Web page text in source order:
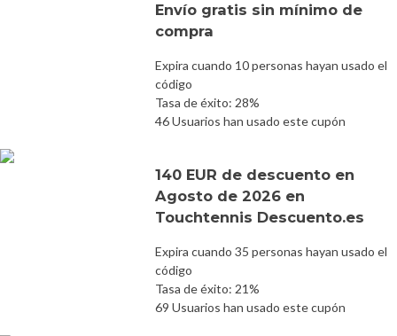
Envío gratis sin mínimo de
compra
Expira cuando 10 personas hayan usado el
código
Tasa de éxito: 28%
46 Usuarios han usado este cupón
140 EUR de descuento en
Agosto de 2026 en
Touchtennis Descuento.es
Expira cuando 35 personas hayan usado el
código
Tasa de éxito: 21%
69 Usuarios han usado este cupón